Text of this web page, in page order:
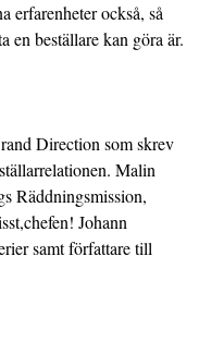
erfarenheter också, så
en beställare kan göra är.
Direction som skrev
Malin
Räddningsmission,
Johann
samt författare till